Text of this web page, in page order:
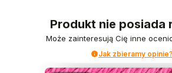
Produkt nie posiada
Może zainteresują Cię inne
Jak zbieramy opinie?